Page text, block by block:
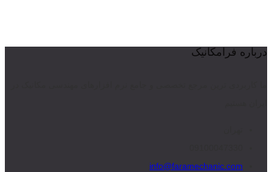
درباره فرامکانیک
info@faramechanic.com